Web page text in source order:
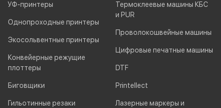
УФ-принтеры
Однопроходные принтеры
Экосольвентные принтеры
Конвейерные режущие
плоттеры
Биговщики
Гильотинные резаки
Термоклеевые машины КБС
и PUR
Проволокошвейные машины
Цифровые печатные машины
DTF
Printellect
Лазерные маркеры и